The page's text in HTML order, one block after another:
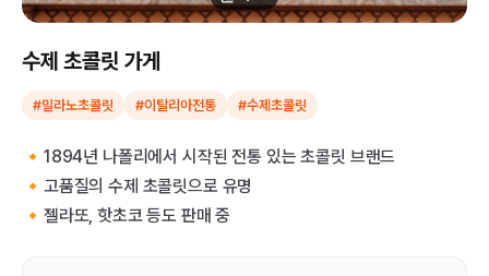
수제 초콜릿 가게
#밀라노초콜릿 #이탈리아전통 #수제초콜릿
🔸1894년 나폴리에서 시작된 전통 있는 초콜릿 브랜드
🔸고품질의 수제 초콜릿으로 유명
🔸젤라또, 핫초코 등도 판매 중